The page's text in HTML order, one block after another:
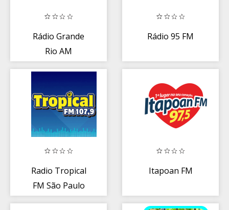
Rádio Grande
Rio AM
Rádio 95 FM
Radio Tropical
FM São Paulo
Itapoan FM